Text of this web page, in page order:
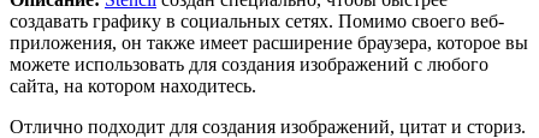
создавать графику в социальных сетях. Помимо своего веб-
приложения, он также имеет расширение браузера, которое вы
можете использовать для создания изображений с любого
сайта, на котором находитесь.
Отлично подходит для создания изображений, цитат и сториз.